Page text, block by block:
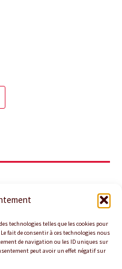
technologies telles que les cookies pour
fait de consentir à ces technologies nous
de navigation ou les ID uniques sur
peut avoir un effet négatif sur